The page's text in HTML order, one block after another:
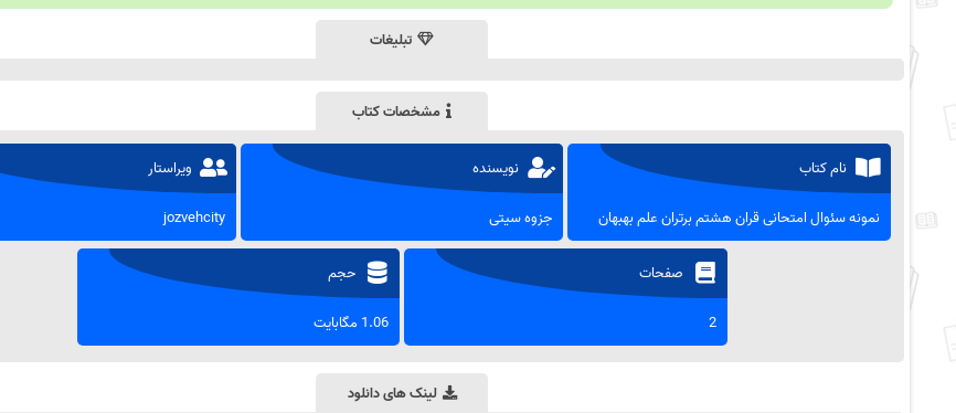
تبلیغات
مشخصات کتاب
نام کتاب
نمونه سئوال امتحانی قران هشتم برتران علم بهبهان
نویسنده
جزوه سیتی
ویراستار
jozvehcity
صفحات
2
حجم
1.06 مگابایت
لینک های دانلود